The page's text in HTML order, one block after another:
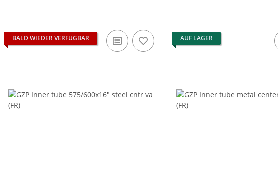
BALD WIEDER VERFÜGBAR AUF LAGER